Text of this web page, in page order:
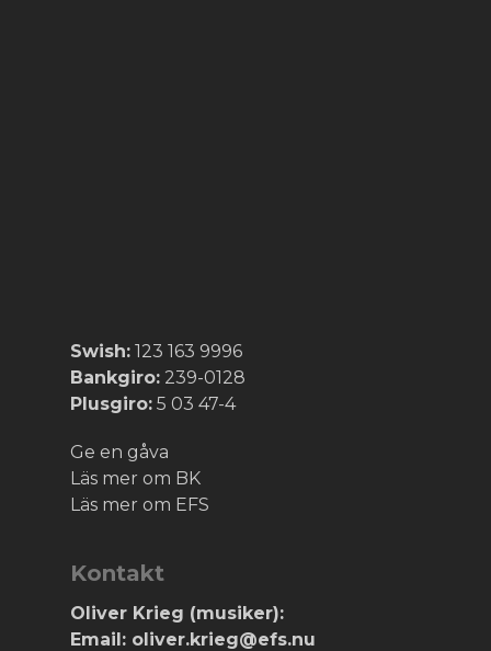
Swish: 123 163 9996
Bankgiro: 239-0128
Plusgiro: 5 03 47-4
Ge en gåva
Läs mer om BK
Läs mer om EFS
Kontakt
Oliver Krieg (musiker):
Email: oliver.krieg@efs.nu